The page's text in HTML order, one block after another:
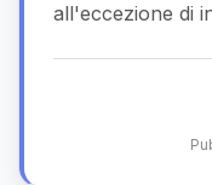
all'eccezione di